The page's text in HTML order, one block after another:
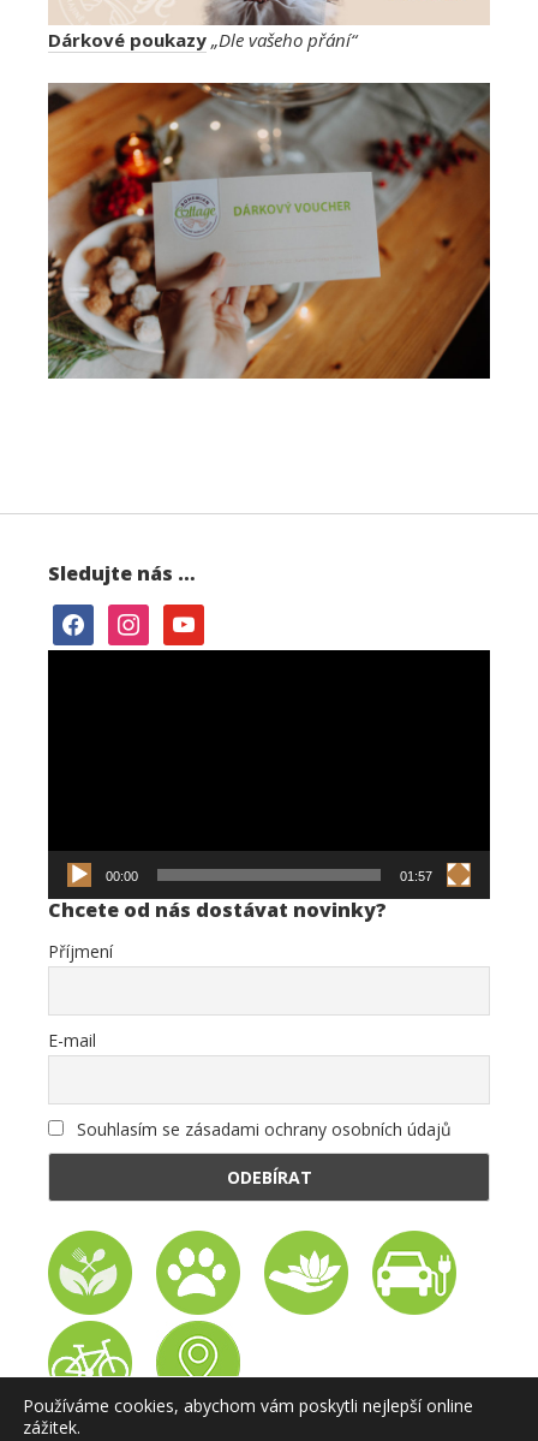
Dárkové poukazy „Dle vašeho přání“
Sledujte nás …
facebookinstagramyoutube
00:00 01:57
Chcete od nás dostávat novinky?
Příjmení
E-mail
Souhlasím se zásadami ochrany osobních údajů
Používáme cookies, abychom vám poskytli nejlepší online
zážitek.